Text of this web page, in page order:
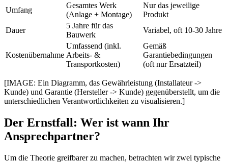
Umfang
Gesamtes Werk
(Anlage + Montage)
Nur das jeweilige
Produkt
Dauer
5 Jahre für das
Bauwerk
Variabel, oft 10-30 Jahre
Kostenübernahme
Umfassend (inkl.
Arbeits- &
Transportkosten)
Gemäß
Garantiebedingungen
(oft nur Ersatzteil)
[IMAGE: Ein Diagramm, das Gewährleistung (Installateur ->
Kunde) und Garantie (Hersteller -> Kunde) gegenüberstellt, um die
unterschiedlichen Verantwortlichkeiten zu visualisieren.]
Der Ernstfall: Wer ist wann Ihr
Ansprechpartner?
Um die Theorie greifbarer zu machen, betrachten wir zwei typische